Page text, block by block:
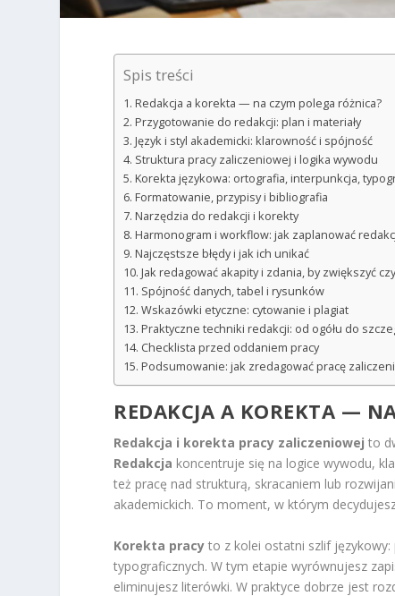
Spis treści
Redakcja a korekta — na czym polega różnica?
Przygotowanie do redakcji: plan i materiały
Język i styl akademicki: klarowność i spójność
Struktura pracy zaliczeniowej i logika wywodu
Korekta językowa: ortografia, interpunkcja,
Formatowanie, przypisy i bibliografia
Narzędzia do redakcji i korekty
Harmonogram i workflow: jak zaplanować
Najczęstsze błędy i jak ich unikać
Jak redagować akapity i zdania, by zwiększyć
Spójność danych, tabel i rysunków
Wskazówki etyczne: cytowanie i plagiat
Praktyczne techniki redakcji: od ogółu do
Checklista przed oddaniem pracy
Podsumowanie: jak zredagować pracę
REDAKCJA A KOREKTA —
Redakcja i korekta pracy zaliczeniowej to
Redakcja koncentruje się na logice wywodu,
też pracę nad strukturą, skracaniem lub
akademickich. To moment, w którym
Korekta pracy to z kolei ostatni szlif
typograficznych. W tym etapie wyrównujesz
eliminujesz literówki. W praktyce dobrze jest